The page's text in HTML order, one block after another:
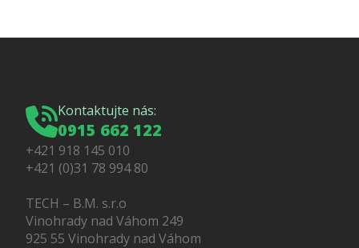
Kontaktujte nás:
0915 662 122
+421 918 145 010
+421 (0)31 78 994 80
TECH – B.M. s.r.o
Vinohrady nad Váhom 249
925 55 Vinohrady nad Váhom